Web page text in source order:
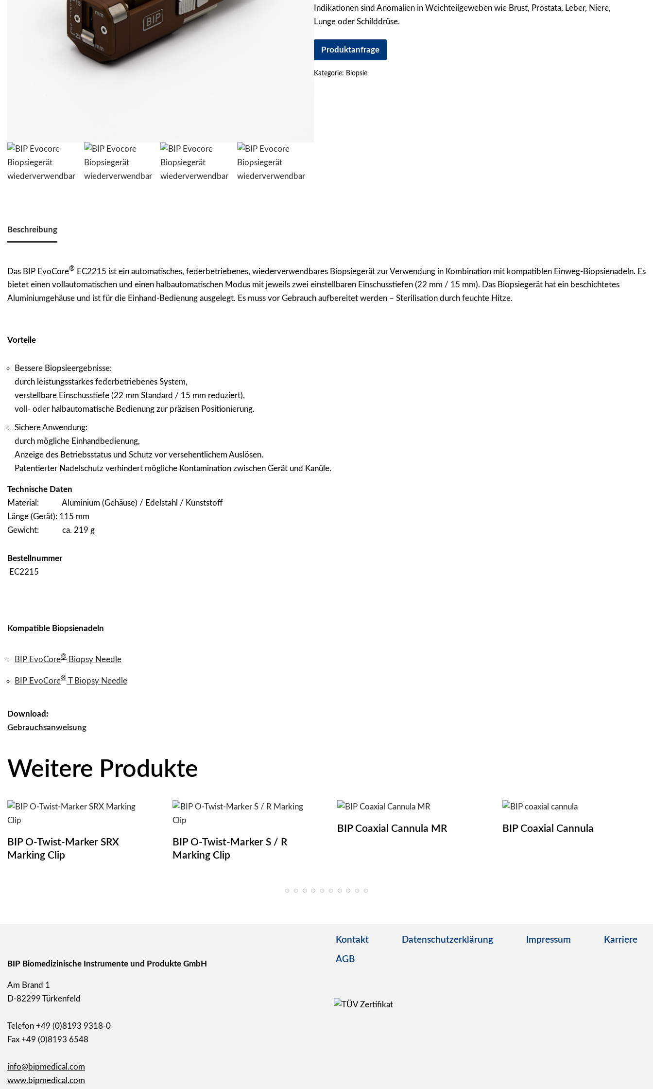
Indikationen sind Anomalien in Weichteilgeweben wie Brust, Prostata, Leber, Niere,
Lunge oder Schilddrüse.
Produktanfrage
Kategorie: Biopsie
Beschreibung
Das BIP EvoCore® EC2215 ist ein automatisches, federbetriebenes, wiederverwendbares Biopsiegerät zur Verwendung in Kombination mit kompatiblen Einweg-Biopsienadeln. Es
bietet einen vollautomatischen und einen halbautomatischen Modus mit jeweils zwei einstellbaren Einschusstiefen (22 mm / 15 mm). Das Biopsiegerät hat ein beschichtetes
Aluminiumgehäuse und ist für die Einhand-Bedienung ausgelegt. Es muss vor Gebrauch aufbereitet werden – Sterilisation durch feuchte Hitze.
Vorteile
Bessere Biopsieergebnisse:
durch leistungsstarkes federbetriebenes System,
verstellbare Einschusstiefe (22 mm Standard / 15 mm reduziert),
voll- oder halbautomatische Bedienung zur präzisen Positionierung.
Sichere Anwendung:
durch mögliche Einhandbedienung,
Anzeige des Betriebsstatus und Schutz vor versehentlichem Auslösen.
Patentierter Nadelschutz verhindert mögliche Kontamination zwischen Gerät und Kanüle.
Technische Daten
Material: Aluminium (Gehäuse) / Edelstahl / Kunststoff
Länge (Gerät): 115 mm
Gewicht: ca. 219 g
Bestellnummer
EC2215
Kompatible Biopsienadeln
BIP EvoCore® Biopsy Needle
BIP EvoCore® T Biopsy Needle
Download:
Gebrauchsanweisung
Weitere Produkte
BIP O-Twist-Marker SRX
Marking Clip
BIP O-Twist-Marker S / R
Marking Clip
BIP Coaxial Cannula MR BIP Coaxial Cannula
BIP Biomedizinische Instrumente und Produkte GmbH
Kontakt Datenschutzerklärung Impressum Karriere
AGB
Am Brand 1
D-82299 Türkenfeld
Telefon +49 (0)8193 9318-0
Fax +49 (0)8193 6548
info@bipmedical.com
www.bipmedical.com